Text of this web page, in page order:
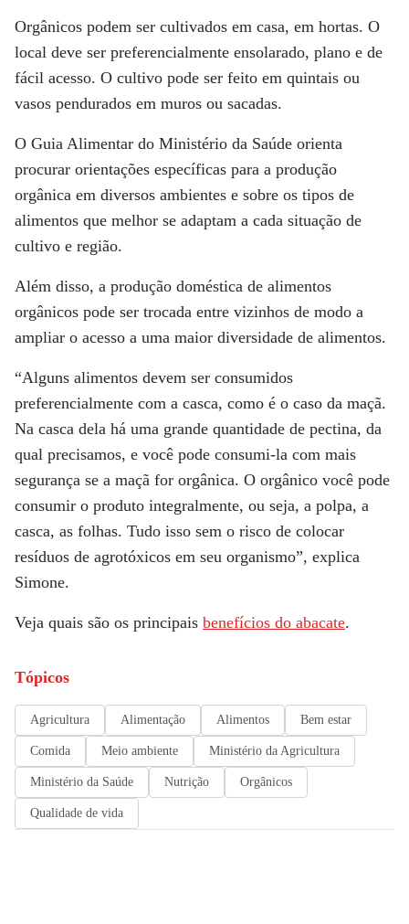
Orgânicos podem ser cultivados em casa, em hortas. O
local deve ser preferencialmente ensolarado, plano e de
fácil acesso. O cultivo pode ser feito em quintais ou
vasos pendurados em muros ou sacadas.
O Guia Alimentar do Ministério da Saúde orienta
procurar orientações específicas para a produção
orgânica em diversos ambientes e sobre os tipos de
alimentos que melhor se adaptam a cada situação de
cultivo e região.
Além disso, a produção doméstica de alimentos
orgânicos pode ser trocada entre vizinhos de modo a
ampliar o acesso a uma maior diversidade de alimentos.
“Alguns alimentos devem ser consumidos
preferencialmente com a casca, como é o caso da maçã.
Na casca dela há uma grande quantidade de pectina, da
qual precisamos, e você pode consumi-la com mais
segurança se a maçã for orgânica. O orgânico você pode
consumir o produto integralmente, ou seja, a polpa, a
casca, as folhas. Tudo isso sem o risco de colocar
resíduos de agrotóxicos em seu organismo”, explica
Simone.
Veja quais são os principais benefícios do abacate.
Tópicos
Agricultura Alimentação Alimentos Bem estar
Comida Meio ambiente Ministério da Agricultura
Ministério da Saúde Nutrição Orgânicos
Qualidade de vida